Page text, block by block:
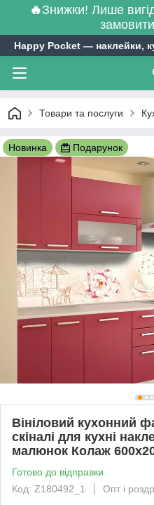
🔥Знижки! Лише
Happy Pocket ― наклейки,
Товари та послуги
Новинка Подарунок
Вініловий кухонний
скіналі для кухні
малюнок Колаж
Готово до відправки
Код: Z180492_1
Опт і